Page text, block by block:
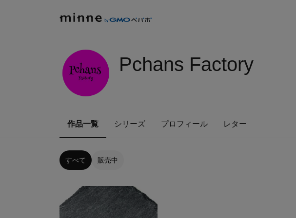
Pchans Factory
作品一覧 シリーズ プロフィール レター
すべて 販売中